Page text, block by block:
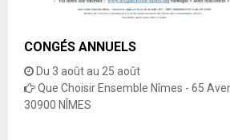
CONGÉS ANNUELS
Du 3 août au 25 août
Que Choisir Ensemble Nîmes - 65
30900 NÎMES